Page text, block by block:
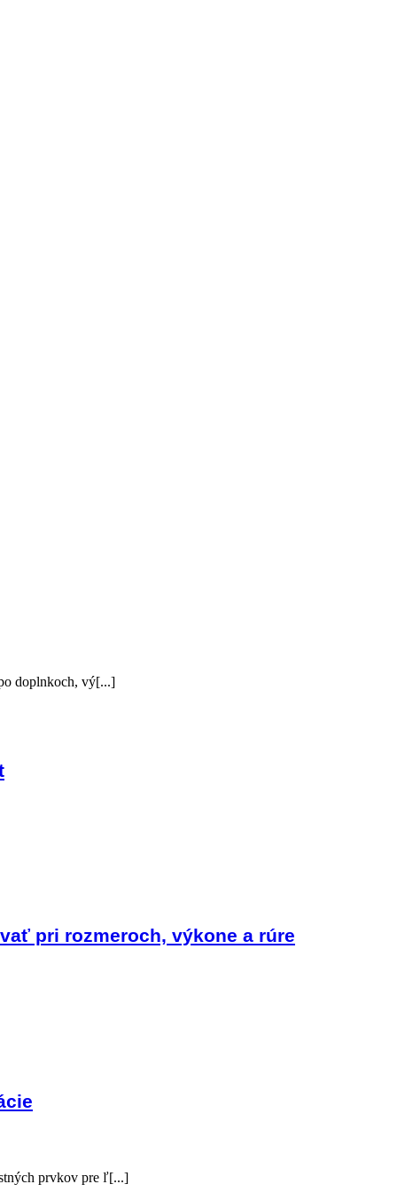
doplnkoch, vý[...]
pri rozmeroch, výkone a rúre
prvkov pre ľ[...]